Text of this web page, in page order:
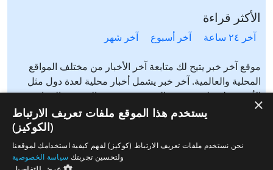
الأكثر قراءة
آخر ٢٤ ساعة آخر أسبوع آخر شهر
موقع آخر خبر يتيح لك متابعة آخر الأخبار من مختلف المواقع
المحلية والعالمية. آخر خبر يشمل أخبار محلية لعدة دول مثل
الأردن، فلسطين، مصر، السعودية، تونس، المغرب، الجزائر،
عرب ٤٨، لبنان، العراق، اليمن وغيرها آخر خبر يتيح متابعة أخبار
من شتى المواضيع مثل: أخبار محلية، أخبار عالمية، رياضة،
إقتصاد، ثقافة، منوعات وغيرها تابع الأخبار المحلية والعالمية من
مختلف المواقع الإخبارية: الجزيرة، العربية، بي بي سي، سي ان
×
يستخدم هذا الموقع ملفات تعريف الارتباط
(الكوكيز)
نحن نستخدم ملفات تعريف الارتباط (كوكيز) لفهم كيفية استخدامك لموقعنا
ولتحسين تجربتك سياسة الخصوصية